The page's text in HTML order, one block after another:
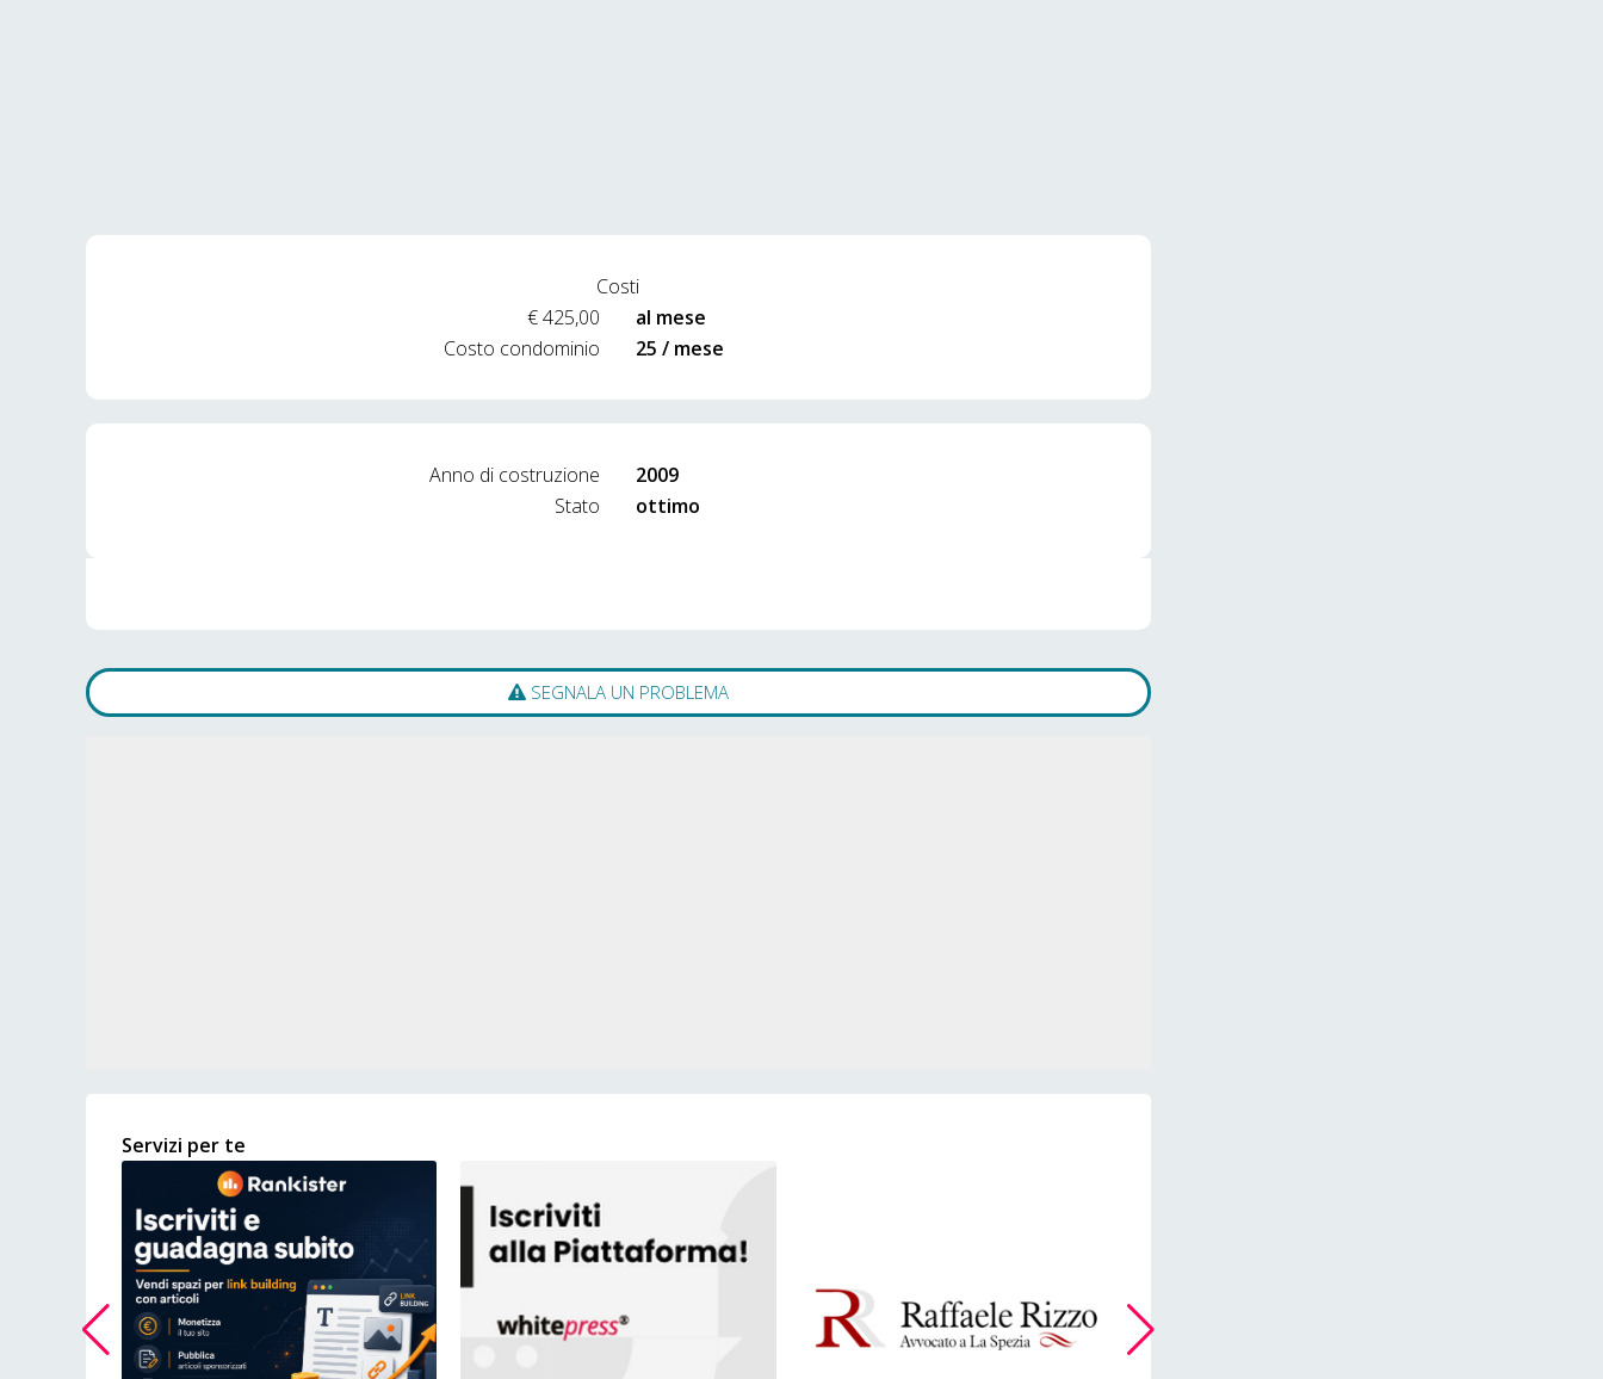
Costi
€ 425,00
al mese
Costo condominio
25 / mese
Anno di costruzione
2009
Stato
ottimo
SEGNALA UN PROBLEMA
Servizi per te